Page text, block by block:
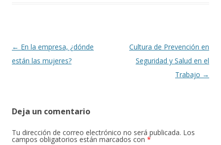
Navegación
de
← En la empresa, ¿dónde
están las mujeres?
Cultura de Prevención en
Seguridad y Salud en el
Trabajo →
Deja un comentario
Tu dirección de correo electrónico no será publicada. Los
campos obligatorios están marcados con *